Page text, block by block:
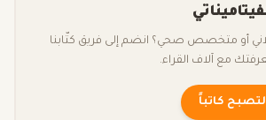
أو متخصص صحي؟ انضم إلى فريق كتّابنا
مع آلاف القراء.
كاتباً